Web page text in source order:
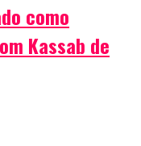
como
Kassab de